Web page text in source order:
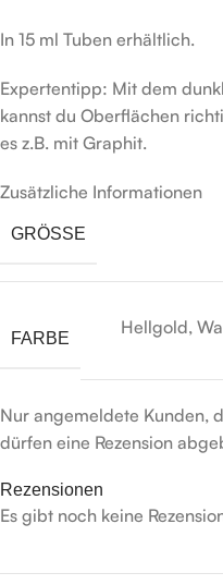
In 15 ml Tuben erhältlich.
Expertentipp: Mit dem
kannst du Oberflächen
es z.B. mit Graphit.
Zusätzliche Informationen
GRÖSSE
FARBE Hellgold,
Rezensionen
Es gibt noch keine
Nur angemeldete Kunden,
dürfen eine Rezension